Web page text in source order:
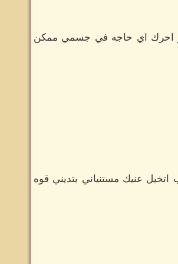
احرك اي حاجه في جسمي ممكن
اتخيل عنيك مستنياني بتديني قوه